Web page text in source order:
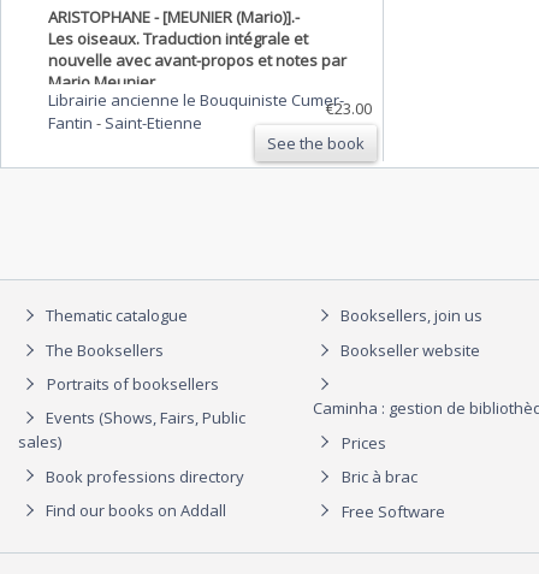
ARISTOPHANE - [MEUNIER (Mario)].-
Les oiseaux. Traduction intégrale et
nouvelle avec avant-propos et notes par
Mario Meunier.
Librairie ancienne le Bouquiniste Cumer-
Fantin - Saint-Etienne
€23.00
See the book
Thematic catalogue
The Booksellers
Portraits of booksellers
Events (Shows, Fairs, Public
sales)
Book professions directory
Find our books on Addall
Booksellers, join us
Bookseller website
Caminha : gestion de
Prices
Bric à brac
Free Software